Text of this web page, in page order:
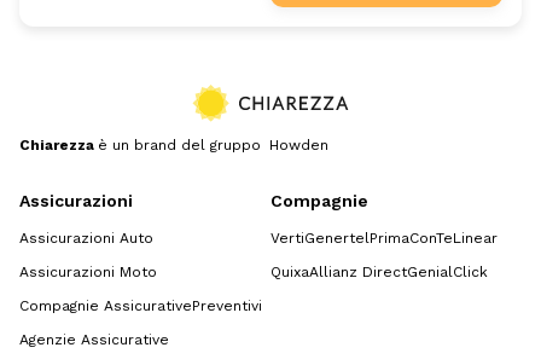
Chiarezza è un brand del gruppo Howden
Assicurazioni
Assicurazioni Auto
Assicurazioni Moto
Compagnie AssicurativePreventivi
Agenzie Assicurative
Compagnie
VertiGenertelPrimaConTeLinear
QuixaAllianz DirectGenialClick